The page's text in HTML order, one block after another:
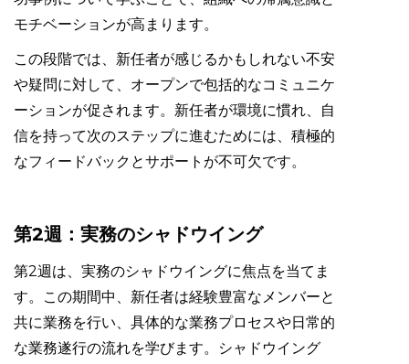
モチベーションが高まります。
この段階では、新任者が感じるかもしれない不安
や疑問に対して、オープンで包括的なコミュニケ
ーションが促されます。新任者が環境に慣れ、自
信を持って次のステップに進むためには、積極的
なフィードバックとサポートが不可欠です。
第2週：実務のシャドウイング
第2週は、実務のシャドウイングに焦点を当てま
す。この期間中、新任者は経験豊富なメンバーと
共に業務を行い、具体的な業務プロセスや日常的
な業務遂行の流れを学びます。シャドウイング